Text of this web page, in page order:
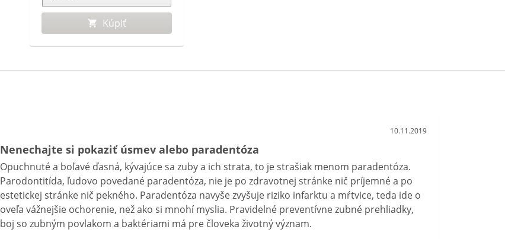
Kúpiť
10.11.2019
Nenechajte si pokaziť úsmev alebo paradentóza
Opuchnuté a boľavé ďasná, kývajúce sa zuby a ich strata, to je strašiak menom paradentóza.
Parodontitída, ľudovo povedané paradentóza, nie je po zdravotnej stránke nič príjemné a po
estetickej stránke nič pekného. Paradentóza navyše zvyšuje riziko infarktu a mŕtvice, teda ide o
oveľa vážnejšie ochorenie, než ako si mnohí myslia. Pravidelné preventívne zubné prehliadky,
boj so zubným povlakom a baktériami má pre človeka životný význam.